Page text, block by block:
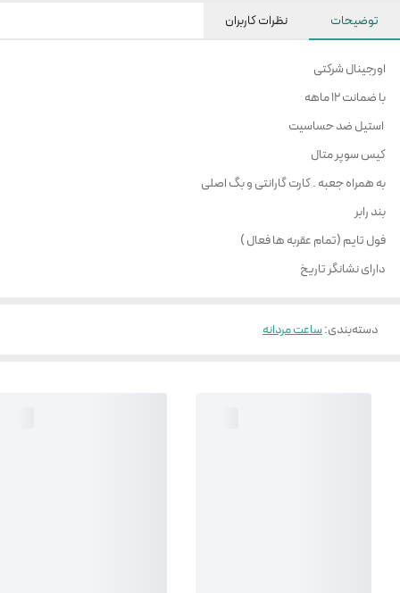
توضیحات نظرات کاربران
اورجینال شرکتی
با ضمانت 12 ماهه
استیل ضد حساسیت
کیس سوپر متال
به همراه جعبه . کارت گارانتی و بگ اصلی
بند رابر
فول تایم (تمام عقربه ها فعال )
دارای نشانگر تاریخ
دسته‌بندی:ساعت مردانه